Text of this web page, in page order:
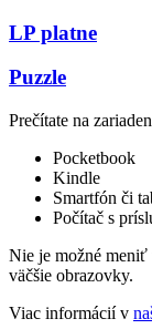
LP platne
Puzzle
Prečítate na
Pocketbook
Kindle
Smartfón či
Počítač s
Nie je možné
väčšie obrazovky.
Viac informácií v